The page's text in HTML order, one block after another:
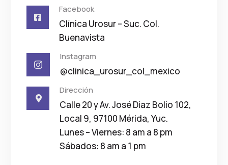

Facebook
Clínica Urosur – Suc. Col.
Buenavista

Instagram
@clinica_urosur_col_mexico

Dirección
Calle 20 y Av. José Díaz Bolio 102,
Local 9, 97100 Mérida, Yuc.
Lunes – Viernes: 8 am a 8 pm
Sábados: 8 am a 1 pm